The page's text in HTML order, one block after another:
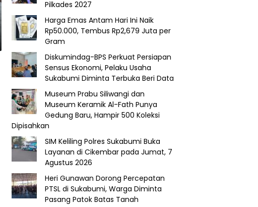
Pilkades 2027
Harga Emas Antam Hari Ini Naik
Rp50.000, Tembus Rp2,679 Juta per
Gram
Diskumindag-BPS Perkuat Persiapan
Sensus Ekonomi, Pelaku Usaha
Sukabumi Diminta Terbuka Beri Data
Museum Prabu Siliwangi dan
Museum Keramik Al-Fath Punya
Gedung Baru, Hampir 500 Koleksi
Dipisahkan
SIM Keliling Polres Sukabumi Buka
Layanan di Cikembar pada Jumat, 7
Agustus 2026
Heri Gunawan Dorong Percepatan
PTSL di Sukabumi, Warga Diminta
Pasang Patok Batas Tanah